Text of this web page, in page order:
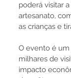
poderá visitar
artesanato,
as crianças e
O evento é
milhares de
impacto